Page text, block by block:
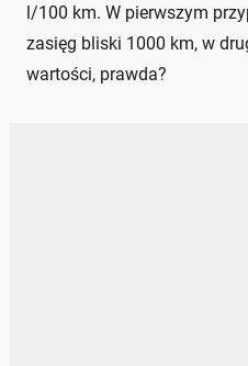
l/100 km. W pierwszym
zasięg bliski 1000 km, w
wartości, prawda?